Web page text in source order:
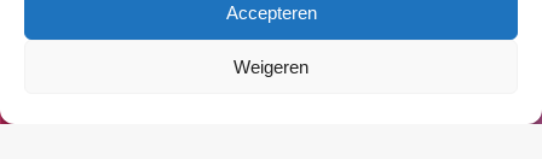
Accepteren
Weigeren